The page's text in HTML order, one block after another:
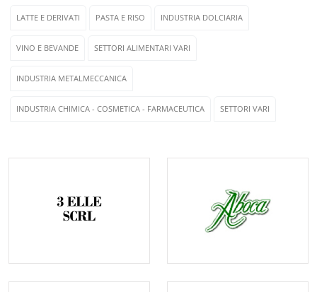
LATTE E DERIVATI PASTA E RISO INDUSTRIA DOLCIARIA
VINO E BEVANDE SETTORI ALIMENTARI VARI
INDUSTRIA METALMECCANICA
INDUSTRIA CHIMICA - COSMETICA - FARMACEUTICA SETTORI VARI